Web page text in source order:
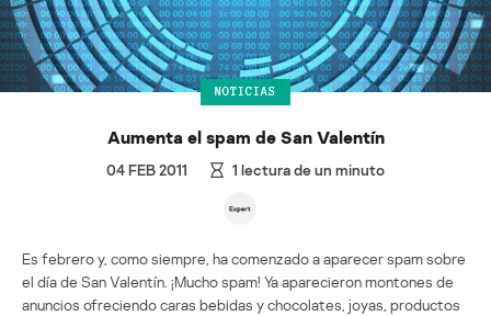
NOTICIAS
Aumenta el spam de San Valentín
04 FEB 2011 1 lectura de un minuto
Es febrero y, como siempre, ha comenzado a aparecer spam sobre
el día de San Valentín. ¡Mucho spam! Ya aparecieron montones de
anuncios ofreciendo caras bebidas y chocolates, joyas, productos